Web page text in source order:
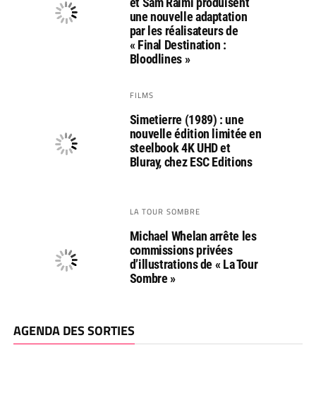
une nouvelle adaptation
par les réalisateurs de
« Final Destination :
Bloodlines »
FILMS
Simetierre (1989) : une
nouvelle édition limitée en
steelbook 4K UHD et
Bluray, chez ESC Editions
LA TOUR SOMBRE
Michael Whelan arrête les
commissions privées
d’illustrations de « La Tour
Sombre »
AGENDA DES SORTIES